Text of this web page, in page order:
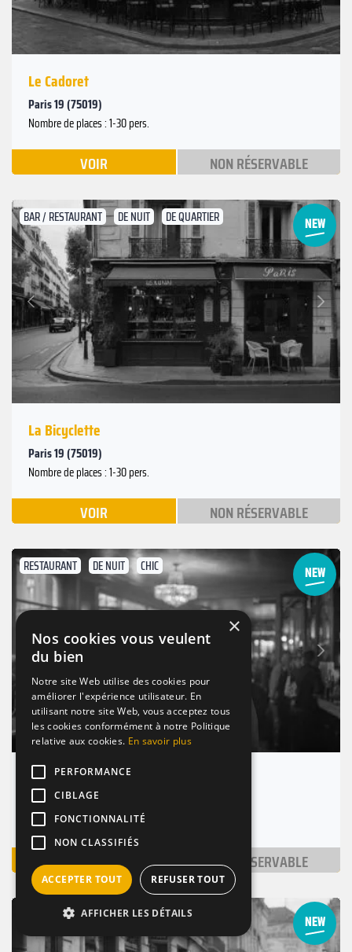
Le Cadoret
Paris 19 (75019)
Nombre de places : 1-30 pers.
VOIR NON RÉSERVABLE
BAR / RESTAURANT DE NUIT DE QUARTIER
Précédent
Suivant
La Bicyclette
Paris 19 (75019)
Nombre de places : 1-30 pers.
VOIR NON RÉSERVABLE
RESTAURANT DE NUIT CHIC
Précédent
Suivant
chicken's king paris 19eme
Paris 19 (75019)
Nombre de places : 1-30 pers.
VOIR NON RÉSERVABLE
RESTAURANT DE NUIT DE QUARTIER
×
Nos cookies vous veulent
du bien
Notre site Web utilise des cookies pour
améliorer l'expérience utilisateur. En
utilisant notre site Web, vous acceptez tous
les cookies conformément à notre Politique
relative aux cookies. En savoir plus
PERFORMANCE
CIBLAGE
FONCTIONNALITÉ
NON CLASSIFIÉS
ACCEPTER TOUT REFUSER TOUT
AFFICHER LES DÉTAILS